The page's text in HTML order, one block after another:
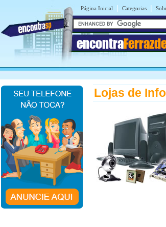
Página Inicial | Categorias |
encontra
Lojas de